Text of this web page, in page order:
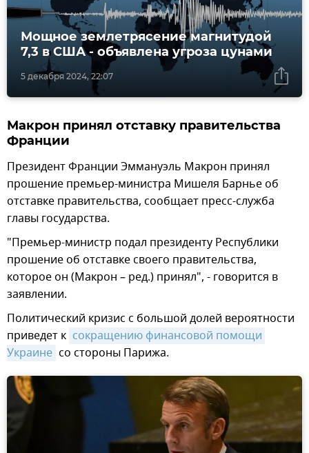
5 декабря 2024, 22:07
Мощное землетрясение магнитудой
7,3 в США - объявлена угроза цунами
Макрон принял отставку правительства
Франции
Президент Франции Эммануэль Макрон принял
прошение премьер-министра Мишеля Барнье об
отставке правительства, сообщает пресс-служба
главы государства.
"Премьер-министр подал президенту Республики
прошение об отставке своего правительства,
которое он (Макрон – ред.) принял", - говорится в
заявлении.
Политический кризис с большой долей вероятности
приведет к сокращению финансовой помощи
Украине со стороны Парижа.